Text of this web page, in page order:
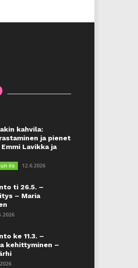
kahvila:
ja pienet
Lavikka ja
ilo 12.6.2026
ti 26.5. –
– Maria
ke 11.3. –
kehittyminen –